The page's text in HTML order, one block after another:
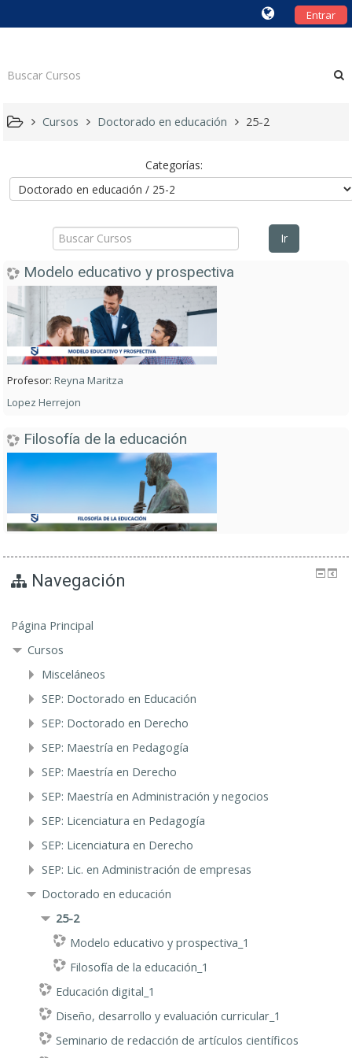
Entrar
Cursos Doctorado en educación 25-2
Categorías:
Buscar
Cursos
Ir
Modelo educativo y prospectiva
Profesor:Reyna Maritza
Lopez Herrejon
Filosofía de la educación
Navegación
Página Principal
Cursos
Misceláneos
SEP: Doctorado en Educación
SEP: Doctorado en Derecho
SEP: Maestría en Pedagogía
SEP: Maestría en Derecho
SEP: Maestría en Administración y negocios
SEP: Licenciatura en Pedagogía
SEP: Licenciatura en Derecho
SEP: Lic. en Administración de empresas
Doctorado en educación
25-2
Modelo educativo y prospectiva_1
Filosofía de la educación_1
Educación digital_1
Diseño, desarrollo y evaluación curricular_1
Seminario de redacción de artículos científicos